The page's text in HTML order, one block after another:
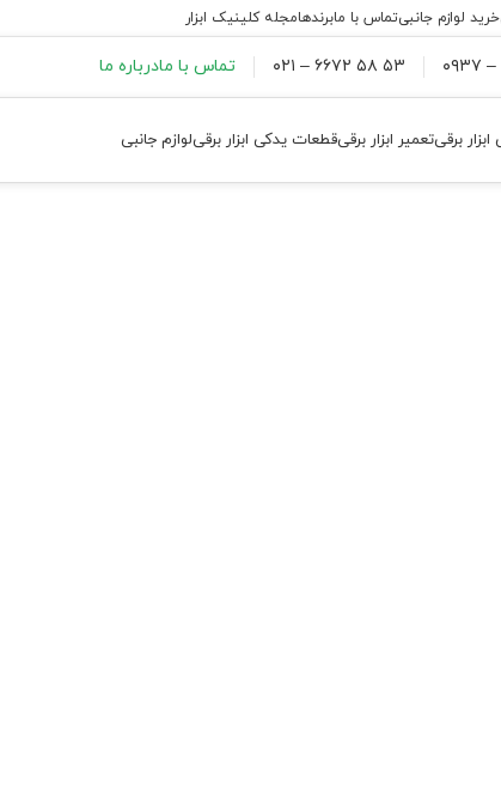
خرید لوازم جانبیتماس با مابرندهامجله کلینیک ابزار
۵۳ ۵۸ ۶۶۷۲ – ۰۲۱ تماس با مادرباره ما
برقیتعمیر ابزار برقیقطعات یدکی ابزار برقیلوازم جانبی